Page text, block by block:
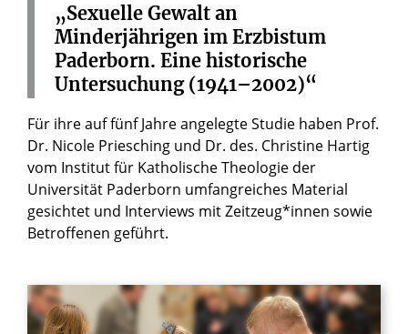
„Se­xu­el­le Ge­walt an
Min­der­jäh­ri­gen im Erz­bis­tum
Pa­der­born. Ei­ne his­to­ri­sche
Un­ter­su­chung (1941–2002)“
Für ihre auf fünf Jahre angelegte Studie haben Prof.
Dr. Nicole Priesching und Dr. des. Christine Hartig
vom Institut für Katholische Theologie der
Universität Paderborn umfangreiches Material
gesichtet und Interviews mit Zeitzeug*innen sowie
Betroffenen geführt.